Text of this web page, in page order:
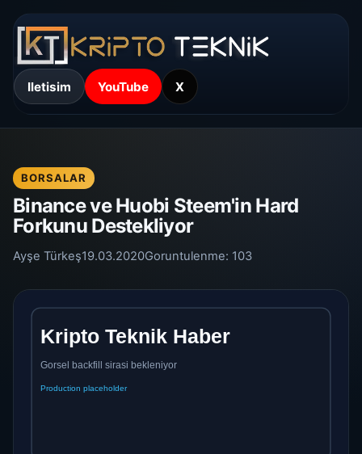
Iletisim YouTube X
BORSALAR
Binance ve Huobi Steem'in Hard
Forkunu Destekliyor
Ayşe Türkeş19.03.2020Goruntulenme: 103